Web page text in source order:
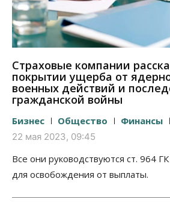
Страховые компании
покрытии ущерба от
военных действий и
гражданской войны
Бизнес Общество Финансы
22 мая 2023, 09:45
Все они руководствуются ст. 964
для освобождения от выплаты.